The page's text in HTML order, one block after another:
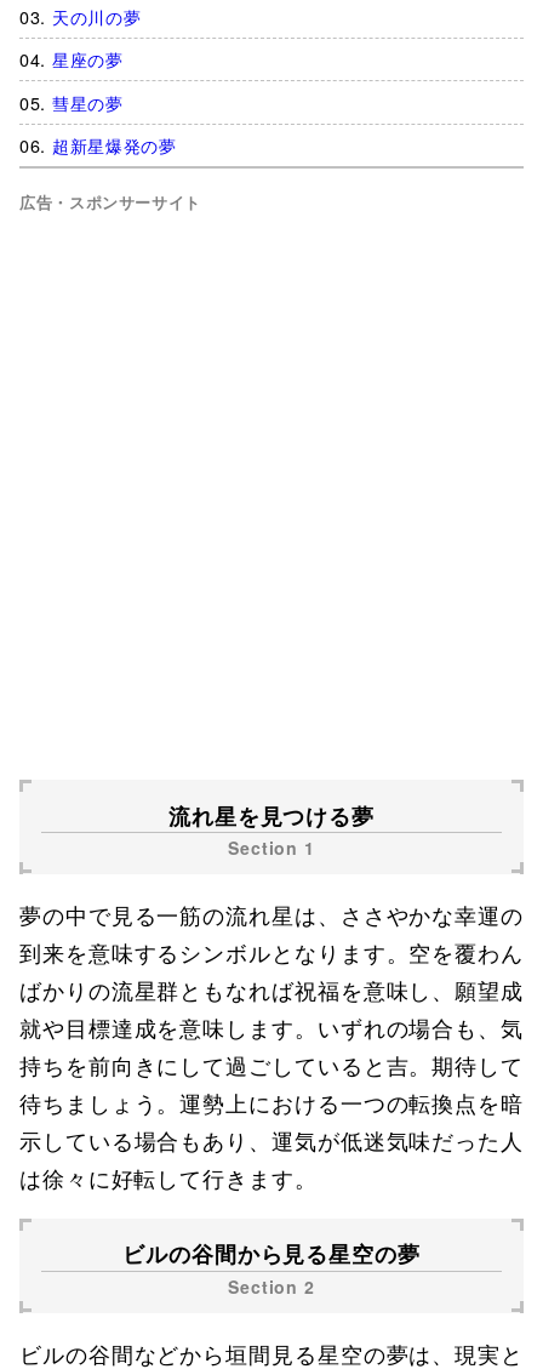
天の川の夢
星座の夢
彗星の夢
超新星爆発の夢
広告・スポンサーサイト
流れ星を見つける夢
夢の中で見る一筋の流れ星は、ささやかな幸運の
到来を意味するシンボルとなります。空を覆わん
ばかりの流星群ともなれば祝福を意味し、願望成
就や目標達成を意味します。いずれの場合も、気
持ちを前向きにして過ごしていると吉。期待して
待ちましょう。運勢上における一つの転換点を暗
示している場合もあり、運気が低迷気味だった人
は徐々に好転して行きます。
ビルの谷間から見る星空の夢
ビルの谷間などから垣間見る星空の夢は、現実と